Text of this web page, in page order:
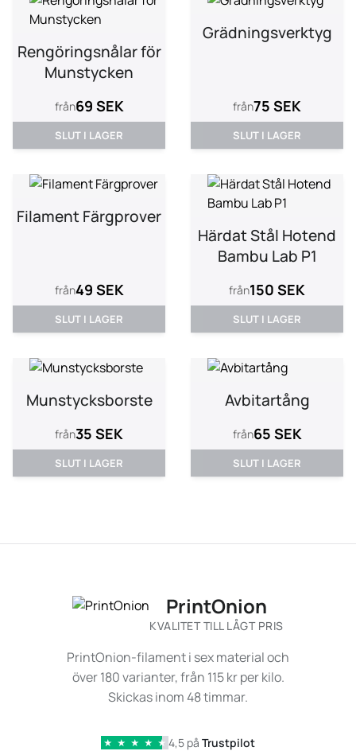
Rengöringsnålar för
Munstycken
från69 SEK
SLUT I LAGER
Grädningsverktyg
från75 SEK
SLUT I LAGER
Filament Färgprover
från49 SEK
SLUT I LAGER
Härdat Stål Hotend
Bambu Lab P1
från150 SEK
SLUT I LAGER
Munstycksborste
från35 SEK
SLUT I LAGER
Avbitartång
från65 SEK
SLUT I LAGER
PrintOnion
KVALITET TILL LÅGT PRIS
PrintOnion-filament i sex material och
över 180 varianter, från 115 kr per kilo.
Skickas inom 48 timmar.
★ ★ ★ ★ ★ 4,5 på Trustpilot